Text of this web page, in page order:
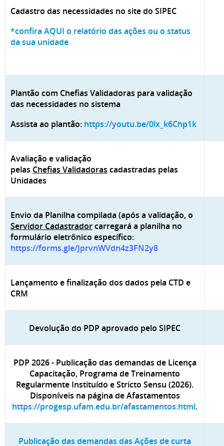
Cadastro das necessidades no site do SIPEC
*confira AQUI o relatório das ações ou o status
da sua unidade
Plantão com Chefias Validadoras para validação
das necessidades no sistema
Assista ao plantão: https://youtu.be/0lx_k6Chp1k
Avaliação e validação
pelas Chefias Validadoras cadastradas pelas
Unidades
Envio da Planilha compilada (após a validação, o
Servidor Cadastradorcarregará a planilha no
formulário eletrônico específico:
https://forms.gle/JprvnWVdn4z3FN2y8
Lançamento e finalização dos dados pela CTD e
CRM
Devolução do PDP aprovado pelo SIPEC
PDP 2026 - Publicação das demandas de Licença
Capacitação, Programa de Treinamento
Regularmente Instituído e Stricto Sensu (2026).
Disponíveis na página de Afastamentos
https://progesp.ufam.edu.br/afastamentos.html.
Publicação das demandas das Ações de curta